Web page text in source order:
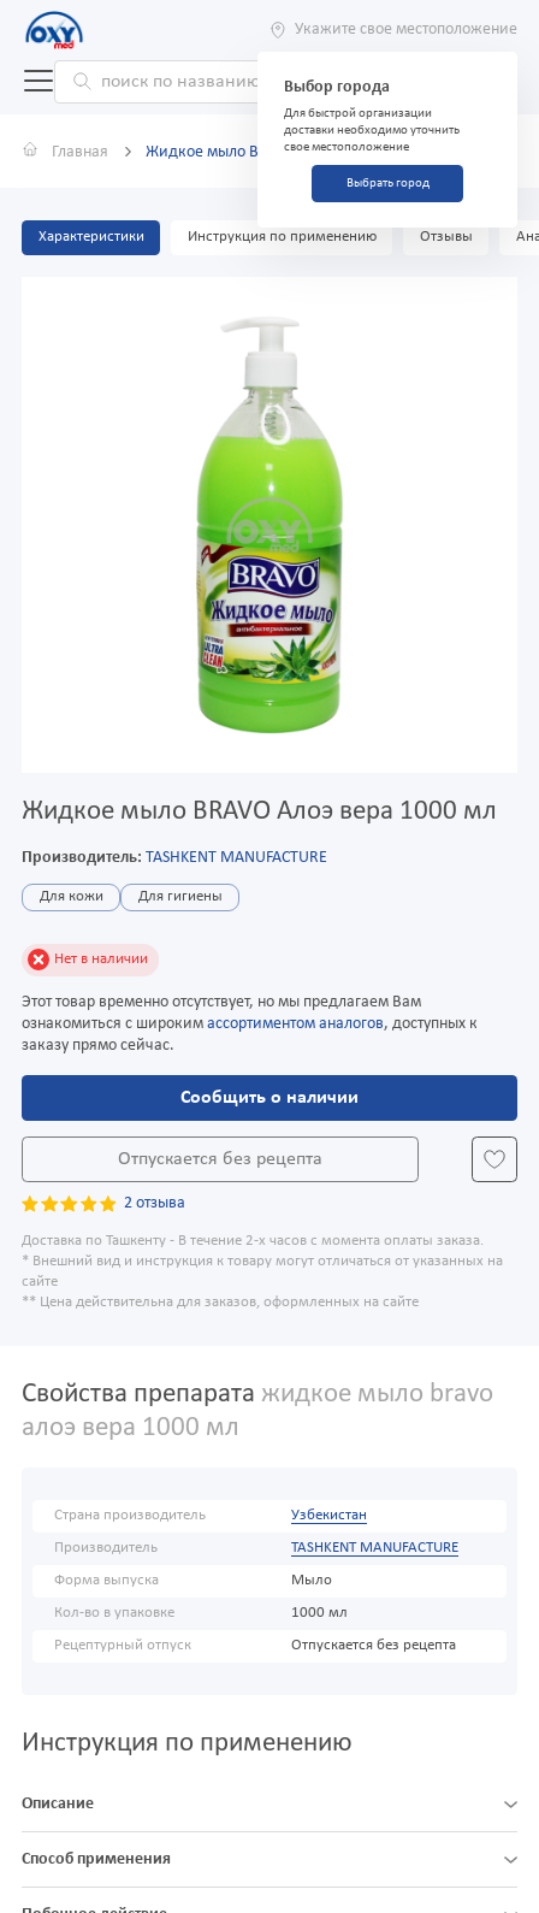
Укажите свое местоположение
Выбор города
Для быстрой организации
доставки необходимо уточнить
свое местоположение
Выбрать город
Главная Жидкое мыло BRAVO Алоэ вера 1000 мл
Характеристики Инструкция по применению Отзывы
Жидкое мыло BRAVO Алоэ вера 1000 мл
Производитель: TASHKENT MANUFACTURE
Для кожи Для гигиены
Нет в наличии
Этот товар временно отсутствует, но мы предлагаем Вам
ознакомиться с широким ассортиментом аналогов, доступных к
заказу прямо сейчас.
Сообщить о наличии
Отпускается без рецепта
2 отзыва
Доставка по Ташкенту - В течение 2-х часов с момента оплаты заказа.
* Внешний вид и инструкция к товару могут отличаться от указанных на
сайте
** Цена действительна для заказов, оформленных на сайте
Свойства препарата жидкое мыло bravo
алоэ вера 1000 мл
Страна производитель Узбекистан
Производитель TASHKENT MANUFACTURE
Форма выпуска Мыло
Кол-во в упаковке 1000 мл
Рецептурный отпуск Отпускается без рецепта
Инструкция по применению
Описание
Способ применения